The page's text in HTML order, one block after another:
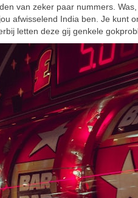
van zeker paar nummers.
afwisselend India ben. Je
letten deze gij genkele